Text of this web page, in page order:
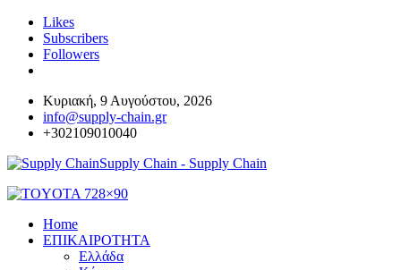
Likes
Subscribers
Followers
Κυριακή, 9 Αυγούστου, 2026
info@supply-chain.gr
+302109010040
Supply Chain - Supply Chain
Home
ΕΠΙΚΑΙΡΟΤΗΤΑ
Ελλάδα